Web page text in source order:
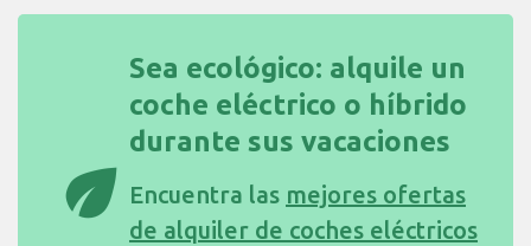
eco
Sea ecológico: alquile un
coche eléctrico o híbrido
durante sus vacaciones
Encuentra las mejores ofertas
de alquiler de coches eléctricos